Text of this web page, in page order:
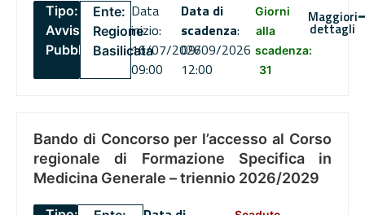
Tipo:
Avviso
Pubblico
Ente:
Regione
Basilicata
Data
inizio:
16/07/2026
09:00
Data di
scadenza:
09/09/2026
12:00
Giorni
alla
scadenza:
31
Maggiori
dettagli
Bando di Concorso per l’accesso al Corso
regionale di Formazione Specifica in
Medicina Generale – triennio 2026/2029